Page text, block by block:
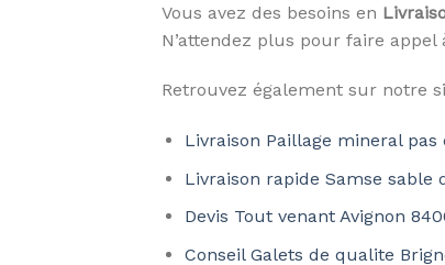
Vous avez des besoins en
N’attendez plus pour faire appel
Retrouvez également sur notre
Livraison Paillage mineral
Livraison rapide Samse sable
Devis Tout venant Avignon
Conseil Galets de qualite